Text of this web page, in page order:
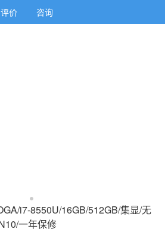
评价 咨询
i7-8550U/16GB/512GB/集显/无
一年保修